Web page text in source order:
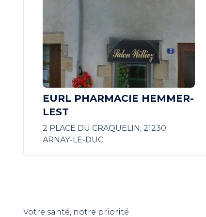
EURL PHARMACIE HEMMER-
LEST
2 PLACE DU CRAQUELIN; 21230
ARNAY-LE-DUC
Votre santé, notre priorité